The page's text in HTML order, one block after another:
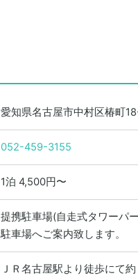
愛知県名古屋市中村区椿町
052-459-3155
1泊 4,500円〜
提携駐車場(自走式タワーパ
駐車場へご案内致します。
ＪＲ名古屋駅より徒歩にて